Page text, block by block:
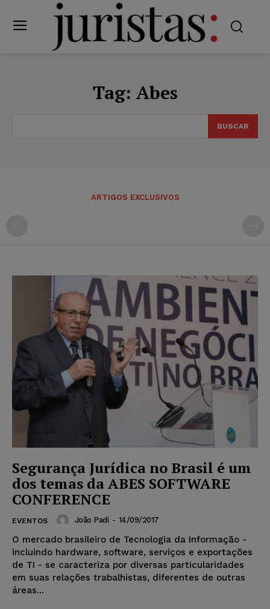
Tag: Abes
BUSCAR
ARTIGOS EXCLUSIVOS
Segurança Jurídica no Brasil é um
dos temas da ABES SOFTWARE
CONFERENCE
EVENTOS João Padi - 14/09/2017
O mercado brasileiro de Tecnologia da Informação -
incluindo hardware, software, serviços e exportações
de TI - se caracteriza por diversas particularidades
em suas relações trabalhistas, diferentes de outras
áreas...